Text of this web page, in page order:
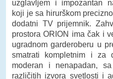
uzglavljem i impozantan
koji je sa hirurškom
dodatni TV prijemnik.
prostora ORION ima čak i
ugradnom garderoberu u
smatrati kompletnim i za
moderan i nenapadan,
različitih izvora svetlosti i